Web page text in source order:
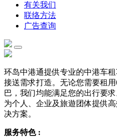
有关我们
联络方法
广告查询
环岛中港通提供专业的中港车
接送需求打造。无论您需要租
巴，我们均能满足您的出行要
为个人、企业及旅遊团体提供
决方案。
服务特色 :